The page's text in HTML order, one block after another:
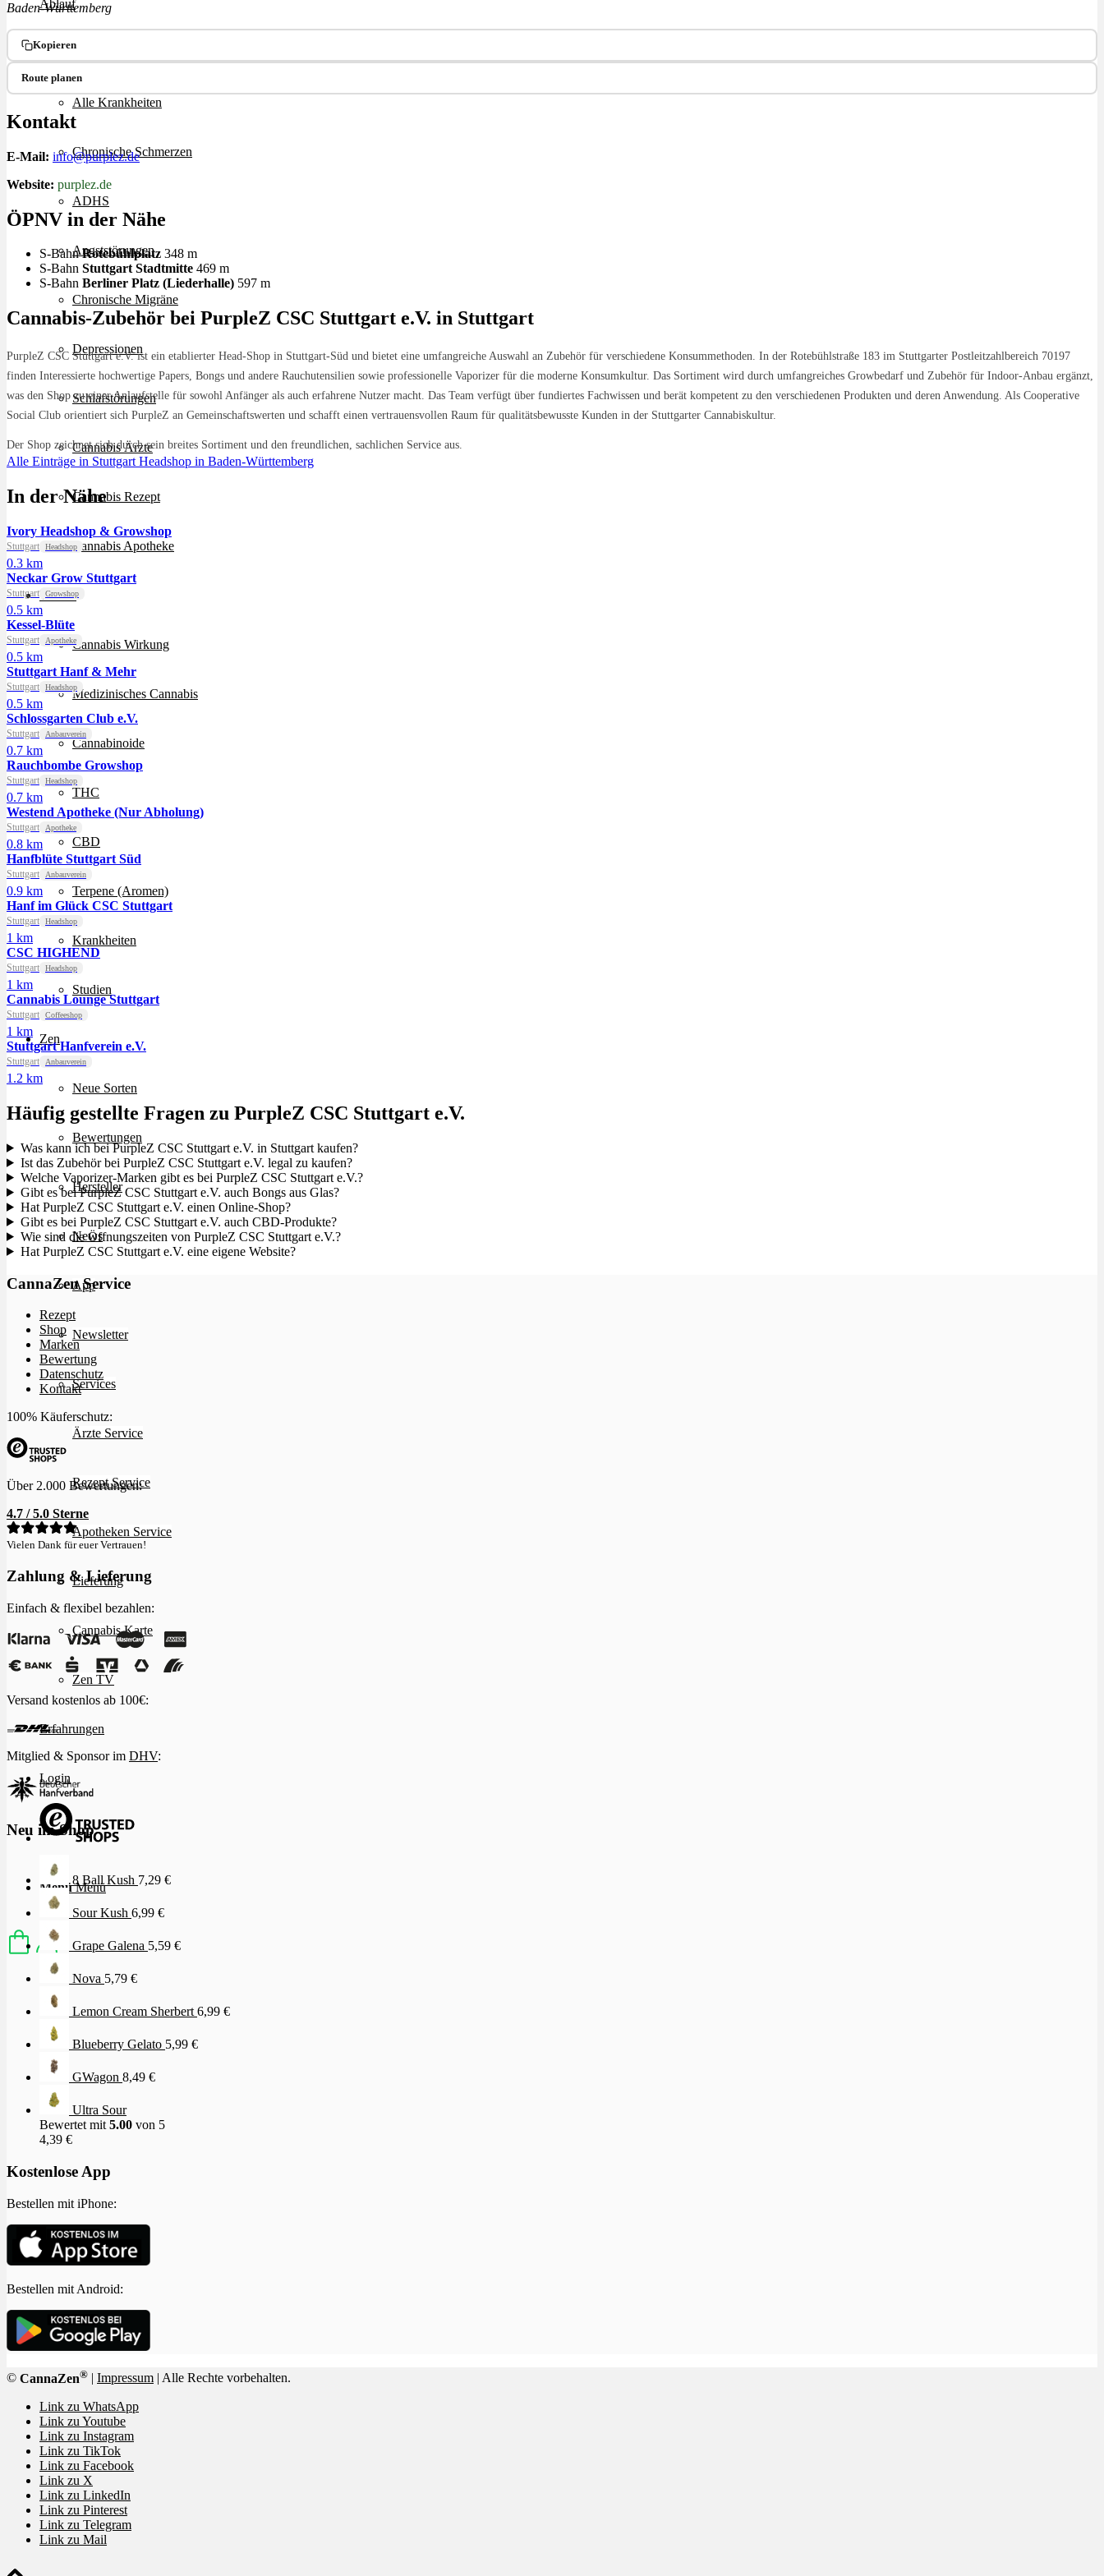
Ablauf
Therapien
Alle Krankheiten
Chronische Schmerzen
ADHS
Angststörungen
Chronische Migräne
Depressionen
Schlafstörungen
Cannabis Ärzte
Cannabis Rezept
Cannabis Apotheke
Wissen
Cannabis Wirkung
Medizinisches Cannabis
Cannabinoide
THC
CBD
Terpene (Aromen)
Krankheiten
Studien
Zen
Neue Sorten
Bewertungen
Hersteller
News
App
Newsletter
Services
Ärzte Service
Rezept Service
Apotheken Service
Lieferung
Cannabis Karte
Zen TV
Erfahrungen
Login
Menü Menü
Baden-Württemberg
Kopieren
Route planen
Kontakt
E-Mail: info@purplez.de
Website: purplez.de
ÖPNV in der Nähe
S-Bahn Rotebühlplatz 348 m
S-Bahn Stuttgart Stadtmitte 469 m
S-Bahn Berliner Platz (Liederhalle) 597 m
Cannabis-Zubehör bei PurpleZ CSC Stuttgart e.V. in Stuttgart
PurpleZ CSC Stuttgart e.V. ist ein etablierter Head-Shop in Stuttgart-Süd und bietet eine umfangreiche Auswahl an Zubehör für verschiedene Konsummethoden. In der Rotebühlstraße 183 im Stuttgarter Postleitzahlbereich 70197
finden Interessierte hochwertige Papers, Bongs und andere Rauchutensilien sowie professionelle Vaporizer für die moderne Konsumkultur. Das Sortiment wird durch umfangreiches Growbedarf und Zubehör für Indoor-Anbau ergänzt,
was den Shop zu einer Anlaufstelle für sowohl Anfänger als auch erfahrene Nutzer macht. Das Team verfügt über fundiertes Fachwissen und berät kompetent zu den verschiedenen Produkten und deren Anwendung. Als Cooperative
Social Club orientiert sich PurpleZ an Gemeinschaftswerten und schafft einen vertrauensvollen Raum für qualitätsbewusste Kunden in der Stuttgarter Cannabiskultur.
Der Shop zeichnet sich durch sein breites Sortiment und den freundlichen, sachlichen Service aus.
Alle Einträge in Stuttgart Headshop in Baden-Württemberg
In der Nähe
Ivory Headshop & Growshop
Stuttgart Headshop
0.3 km
Neckar Grow Stuttgart
Stuttgart Growshop
0.5 km
Kessel-Blüte
Stuttgart Apotheke
0.5 km
Stuttgart Hanf & Mehr
Stuttgart Headshop
0.5 km
Schlossgarten Club e.V.
Stuttgart Anbauverein
0.7 km
Rauchbombe Growshop
Stuttgart Headshop
0.7 km
Westend Apotheke (Nur Abholung)
Stuttgart Apotheke
0.8 km
Hanfblüte Stuttgart Süd
Stuttgart Anbauverein
0.9 km
Hanf im Glück CSC Stuttgart
Stuttgart Headshop
1 km
CSC HIGHEND
Stuttgart Headshop
1 km
Cannabis Lounge Stuttgart
Stuttgart Coffeeshop
1 km
Stuttgart Hanfverein e.V.
Stuttgart Anbauverein
1.2 km
Häufig gestellte Fragen zu PurpleZ CSC Stuttgart e.V.
Was kann ich bei PurpleZ CSC Stuttgart e.V. in Stuttgart kaufen?
Ist das Zubehör bei PurpleZ CSC Stuttgart e.V. legal zu kaufen?
Welche Vaporizer-Marken gibt es bei PurpleZ CSC Stuttgart e.V.?
Gibt es bei PurpleZ CSC Stuttgart e.V. auch Bongs aus Glas?
Hat PurpleZ CSC Stuttgart e.V. einen Online-Shop?
Gibt es bei PurpleZ CSC Stuttgart e.V. auch CBD-Produkte?
Wie sind die Öffnungszeiten von PurpleZ CSC Stuttgart e.V.?
Hat PurpleZ CSC Stuttgart e.V. eine eigene Website?
CannaZen Service
Rezept
Shop
Marken
Bewertung
Datenschutz
Kontakt
100% Käuferschutz:
Über 2.000 Bewertungen:
4.7 / 5.0 Sterne
Vielen Dank für euer Vertrauen!
Zahlung & Lieferung
Einfach & flexibel bezahlen:
Versand kostenlos ab 100€:
Mitglied & Sponsor im DHV:
Neu im Shop
8 Ball Kush 7,29 €
Sour Kush 6,99 €
Grape Galena 5,59 €
Nova 5,79 €
Lemon Cream Sherbert 6,99 €
Blueberry Gelato 5,99 €
GWagon 8,49 €
Ultra Sour
Bewertet mit 5.00 von 5
4,39 €
Kostenlose App
Bestellen mit iPhone:
Bestellen mit Android:
© CannaZen® Impressum | Alle Rechte vorbehalten.
Link zu WhatsApp
Link zu Youtube
Link zu Instagram
Link zu TikTok
Link zu Facebook
Link zu X
Link zu LinkedIn
Link zu Pinterest
Link zu Telegram
Link zu Mail